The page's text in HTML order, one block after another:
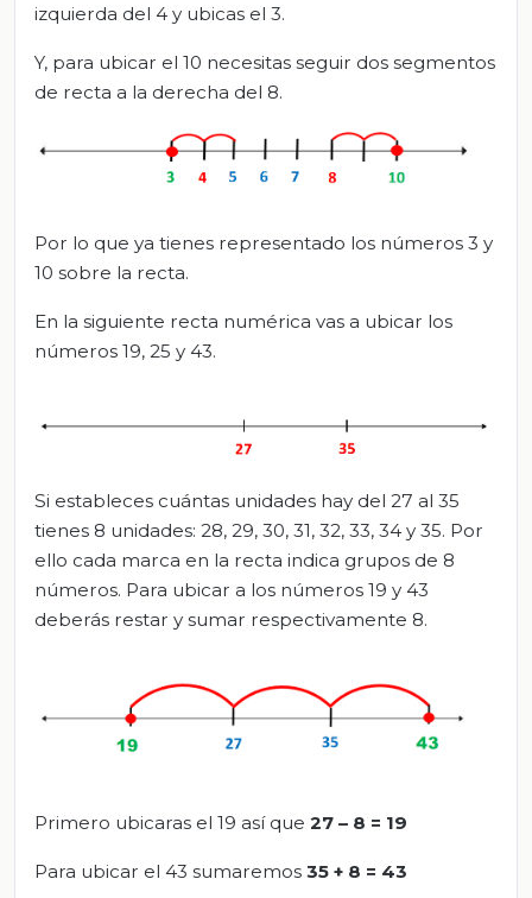
izquierda del 4 y ubicas el 3.
Y, para ubicar el 10 necesitas seguir dos segmentos
de recta a la derecha del 8.
Por lo que ya tienes representado los números 3 y
10 sobre la recta.
En la siguiente recta numérica vas a ubicar los
números 19, 25 y 43.
Si estableces cuántas unidades hay del 27 al 35
tienes 8 unidades: 28, 29, 30, 31, 32, 33, 34 y 35. Por
ello cada marca en la recta indica grupos de 8
números. Para ubicar a los números 19 y 43
deberás restar y sumar respectivamente 8.
Primero ubicaras el 19 así que 27 – 8 = 19
Para ubicar el 43 sumaremos 35 + 8 = 43